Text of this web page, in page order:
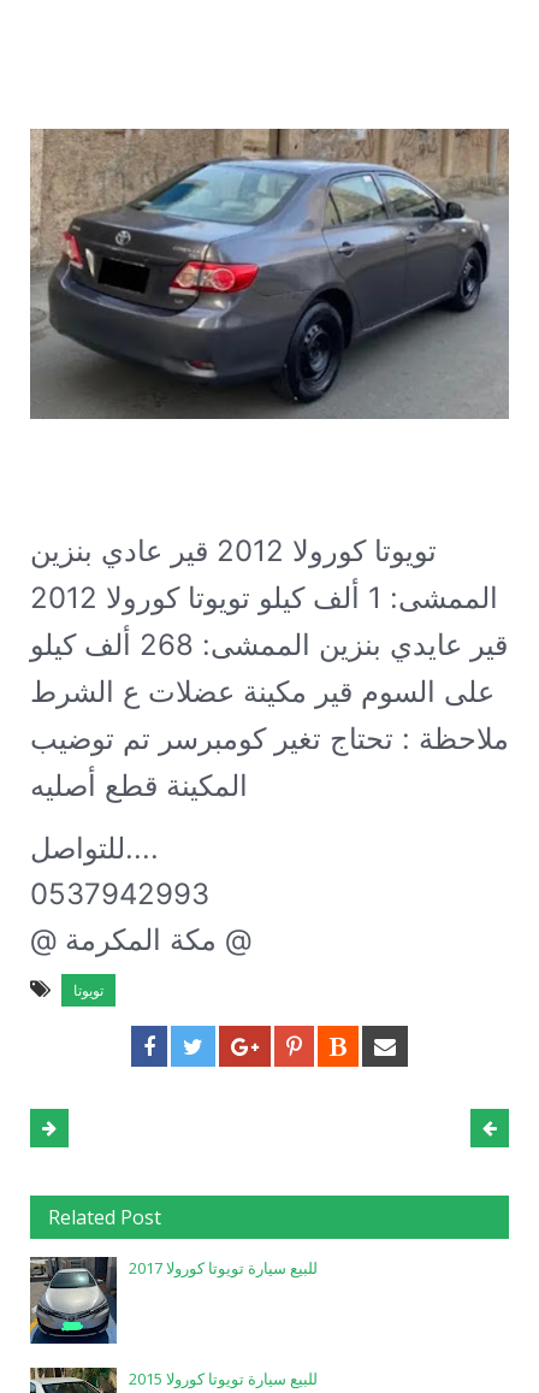
تويوتا كورولا 2012 قير عادي بنزين
الممشى: 1 ألف كيلو
تويوتا كورولا 2012
قير عايدي بنزين الممشى: 268 ألف كيلو
على السوم قير مكينة عضلات ع الشرط
ملاحظة : تحتاج تغير كومبرسر تم توضيب
المكينة قطع أصليه
للتواصل....
0537942993
@ مكة المكرمة @
تويوتا
Related Post
للبيع سيارة تويوتا كورولا 2017
للبيع سيارة تويوتا كورولا 2015